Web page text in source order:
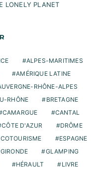
LONELY PLANET
ALPES-MARITIMES
AMÉRIQUE LATINE
RHÔNE-ALPES
RHÔNE
BRETAGNE
CAMARGUE
CANTAL
CÔTE D'AZUR
DRÔME
ESPAGNE
GIRONDE
GLAMPING
HÉRAULT
LIVRE